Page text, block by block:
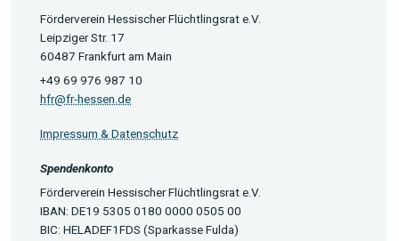
Förderverein Hessischer Flüchtlingsrat e.V.
Leipziger Str. 17
60487 Frankfurt am Main
+49 69 976 987 10
hfr@fr-hessen.de
Impressum & Datenschutz
Spendenkonto
Förderverein Hessischer Flüchtlingsrat e.V.
IBAN: DE19 5305 0180 0000 0505 00
BIC: HELADEF1FDS (Sparkasse Fulda)